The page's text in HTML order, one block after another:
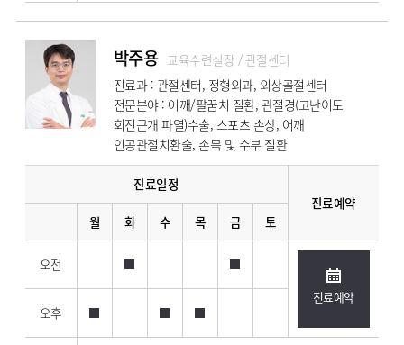
박주용 교육수련실장 / 관절센터
진료과 : 관절센터, 정형외과, 외상골절센터
전문분야 : 어깨/팔꿈치 질환, 관절경(고난이도
회전근개 파열)수술, 스포츠 손상, 어깨
인공관절치환술, 손목 및 수부 질환
진료일정
진료예약
월
화 수 목 금 토
오전
진료예약
오후